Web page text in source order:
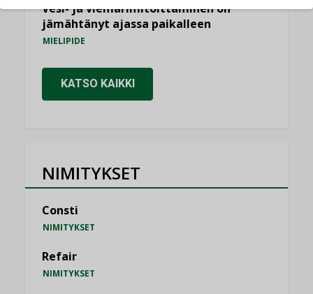
Vesi- ja viemärimitoittaminen on
jämähtänyt ajassa paikalleen
MIELIPIDE
KATSO KAIKKI
NIMITYKSET
Consti
NIMITYKSET
Refair
NIMITYKSET